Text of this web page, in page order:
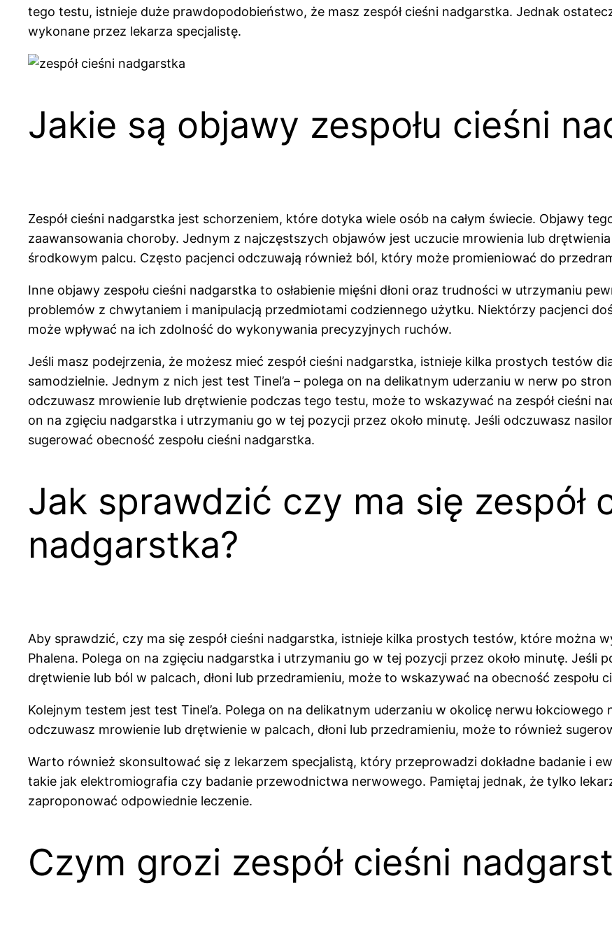
tego testu, istnieje duże prawdopodobieństwo, że masz zespół cieśni nadgarstka. Jednak
wykonane przez lekarza specjalistę.
Jakie są objawy zespołu cieśni
Zespół cieśni nadgarstka jest schorzeniem, które dotyka wiele osób na całym świecie. Objawy
zaawansowania choroby. Jednym z najczęstszych objawów jest uczucie mrowienia lub
środkowym palcu. Często pacjenci odczuwają również ból, który może promieniować do
Inne objawy zespołu cieśni nadgarstka to osłabienie mięśni dłoni oraz trudności w utrzymaniu
problemów z chwytaniem i manipulacją przedmiotami codziennego użytku. Niektórzy pacjenci
może wpływać na ich zdolność do wykonywania precyzyjnych ruchów.
Jeśli masz podejrzenia, że możesz mieć zespół cieśni nadgarstka, istnieje kilka prostych testów
samodzielnie. Jednym z nich jest test Tinel’a – polega on na delikatnym uderzaniu w nerw po
odczuwasz mrowienie lub drętwienie podczas tego testu, może to wskazywać na zespół cieśni
on na zgięciu nadgarstka i utrzymaniu go w tej pozycji przez około minutę. Jeśli odczuwasz
sugerować obecność zespołu cieśni nadgarstka.
Jak sprawdzić czy ma się zespół
nadgarstka?
Aby sprawdzić, czy ma się zespół cieśni nadgarstka, istnieje kilka prostych testów, które można
Phalena. Polega on na zgięciu nadgarstka i utrzymaniu go w tej pozycji przez około minutę. Jeśli
drętwienie lub ból w palcach, dłoni lub przedramieniu, może to wskazywać na obecność zespołu
Kolejnym testem jest test Tinel’a. Polega on na delikatnym uderzaniu w okolicę nerwu
odczuwasz mrowienie lub drętwienie w palcach, dłoni lub przedramieniu, może to również
Warto również skonsultować się z lekarzem specjalistą, który przeprowadzi dokładne badanie i
takie jak elektromiografia czy badanie przewodnictwa nerwowego. Pamiętaj jednak, że tylko
zaproponować odpowiednie leczenie.
Czym grozi zespół cieśni